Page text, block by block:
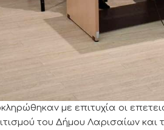
με επιτυχία οι
του Δήμου Λαρισαίων